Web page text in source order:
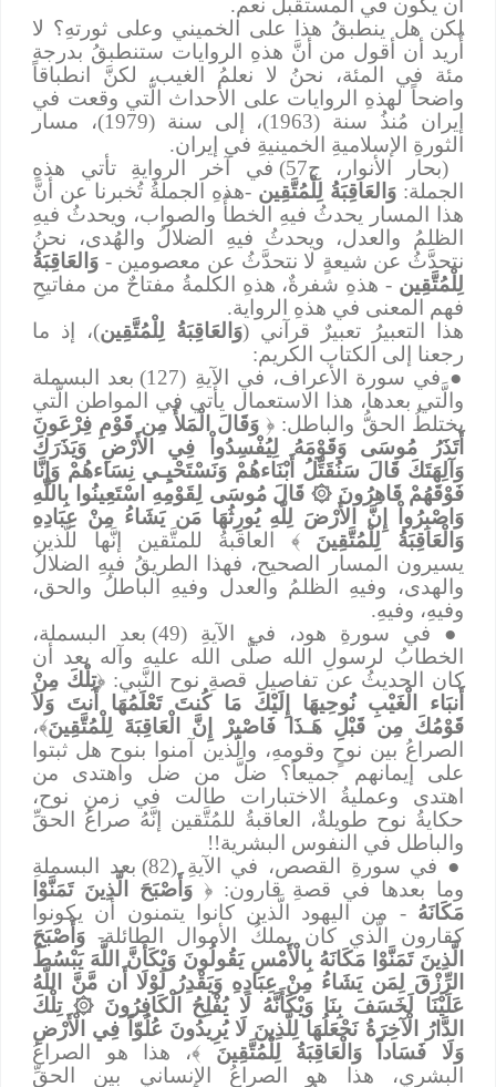
أن يكون في المستقبل نعم.
لكن هل ينطبقُ هذا على الخميني وعلى ثورتهِ؟ لا
أُريد أن أقول من أنَّ هذهِ الروايات ستنطبقُ بدرجة
مئة في المئة، نحنُ لا نعلمُ الغيب، لكنَّ انطباقاً
واضحاً لهذهِ الروايات على الأحداث الَّتي وقعت في
إيران مُنذُ سنة (1963)، إلى سنة (1979)، مسار
الثورةِ الإسلاميةِ الخمينيةِ في إيران.
(بحار الأنوار، ج57) في آخر الروايةِ تأتي هذهِ
الجملة: وَالعَاقِبَةُ لِلْمُتَّقِين-هذهِ الجملةُ تُخبرنا عن أنَّ
هذا المسار يحدثُ فيهِ الخطأُ والصواب، ويحدثُ فيهِ
الظلمُ والعدل، ويحدثُ فيهِ الضلالُ والهُدى، نحنُ
نتحدَّثُ عن شيعةٍ لا نتحدَّثُ عن معصومين -وَالعَاقِبَةُ
لِلْمُتَّقِين- هذهِ شفرةٌ، هذهِ الكلمةُ مفتاحٌ من مفاتيحِ
فهم المعنى في هذهِ الرواية.
هذا التعبيرُ تعبيرٌ قرآني ( وَالعَاقِبَةُ لِلْمُتَّقِين)، إذ ما
رجعنا إلى الكتاب الكريم:
●
في سورة الأعراف، في الآيةِ (127) بعد البسملة
والَّتي بعدها، هذا الاستعمال يأتي في المواطن الَّتي
يختلطُ الحقُّ والباطل: ﴿ وَقَالَ الْمَلأُ مِن قَوْمِ فِرْعَونَ
أَتَذَرُ مُوسَى وَقَوْمَهُ لِيُفْسِدُواْ فِي الأَرْضِ وَيَذَرَكَ
وَآلِهَتَكَ قَالَ سَنُقَتِّلُ أَبْنَاءهُمْ وَنَسْتَحْيِـي نِسَاءهُمْ وَإِنَّا
فَوْقَهُمْ قَاهِرُونَ۞ قَالَ مُوسَى لِقَوْمِهِ اسْتَعِينُوا بِاللّهِ
وَاصْبِرُواْ إِنَّ الأَرْضَ لِلّهِ يُورِثُهَا مَن يَشَاءُ مِنْ عِبَادِهِ
وَالْعَاقِبَةُ لِلْمُتَّقِينَ
﴾ العاقبةُ للمتَّقين إنَّها للَّذين
يسيرون المسار الصحيح، فهذا الطريقُ فيهِ الضلالُ
والهدى، وفيهِ الظلمُ والعدل وفيهِ الباطلُ والحق،
وفيهِ، وفيهِ.
●
في سورةِ هود، في الآيةِ (49) بعد البسملة،
الخطابُ لرسولِ الله صلَّى الله عليه وآله بعد أن
كان الحديثُ عن تفاصيلِ قصةِ نوح النَّبي: ﴿تِلْكَ مِنْ
أَنبَاء الْغَيْبِ نُوحِيهَا إِلَيْكَ مَا كُنتَ تَعْلَمُهَا أَنتَ وَلاَ
قَوْمُكَ مِن قَبْلِ هَـذَا فَاصْبِرْ إِنَّ الْعَاقِبَةَ لِلْمُتَّقِينَ﴾،
الصراعُ بين نوحٍ وقومهِ، والَّذين آمنوا بنوح هل ثبتوا
على إيمانهم جميعاً؟ ضلَّ من ضل واهتدى من
اهتدى وعمليةُ الاختبارات طالت في زمنِ نوح،
حكايةُ نوح طويلةٌ، العاقبةُ للمُتَّقين إنَّهُ صراعُ الحقِّ
والباطل في النفوس البشرية!!
●
في سورةِ القصص، في الآيةِ (82) بعد البسملةِ
وما بعدها في قصةِ قارون: ﴿ وَأَصْبَحَ الَّذِينَ تَمَنَّوْا
مَكَانَهُ - من اليهود الَّذين كانوا يتمنون أن يكونوا
كقارون الَّذي كان يملكُ الأموال الطائلة- وَأَصْبَحَ
الَّذِينَ تَمَنَّوْا مَكَانَهُ بِالْأَمْسِ يَقُولُونَ وَيْكَأَنَّ اللَّهَ يَبْسُطُ
الرِّزْقَ لِمَن يَشَاءُ مِنْ عِبَادِهِ وَيَقْدِرُ لَوْلَا أَن مَّنَّ اللَّهُ
عَلَيْنَا لَخَسَفَ بِنَا وَيْكَأَنَّهُ لَا يُفْلِحُ الْكَافِرُونَ ۞تِلْكَ
الدَّارُ الْآخِرَةُ نَجْعَلُهَا لِلَّذِينَ لَا يُرِيدُونَ عُلُوّاً فِي الْأَرْضِ
وَلَا فَسَاداً وَالْعَاقِبَةُ لِلْمُتَّقِينَ﴾، هذا هو الصراعُ
البشري، هذا هو الصراعُ الإنساني بين الحقِّ